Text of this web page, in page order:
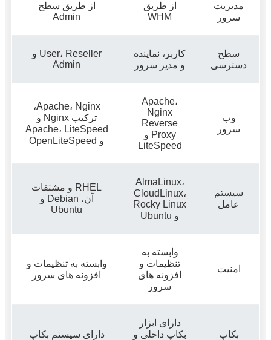
مدیریت
سرور
از طریق
WHM
از طریق سطح
Admin
سطح
دسترسی
کاربر، نماینده
و مدیر سرور
User، Reseller و
Admin
وب
سرور
Apache،
Nginx
Reverse
Proxy و
LiteSpeed
Apache، Nginx،
ترکیب Nginx و
Apache، LiteSpeed
و OpenLiteSpeed
سیستم
عامل
AlmaLinux،
CloudLinux،
Rocky Linux
و Ubuntu
RHEL و مشتقات
آن، Debian و
Ubuntu
امنیت
وابسته به
تنظیمات و
افزونه های
سرور
وابسته به تنظیمات و
افزونه های سرور
بکاپ
دارای ابزار
بکاپ داخلی و
دارای سیستم بکاپ